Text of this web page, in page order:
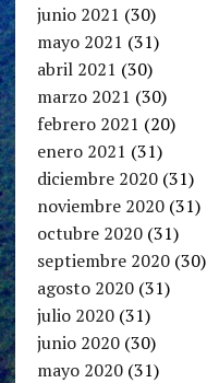
junio 2021 (30)
mayo 2021 (31)
abril 2021 (30)
marzo 2021 (30)
febrero 2021 (20)
enero 2021 (31)
diciembre 2020(31)
noviembre 2020(31)
octubre 2020(31)
septiembre 2020(30)
agosto 2020(31)
julio 2020(31)
junio 2020(30)
mayo 2020(31)